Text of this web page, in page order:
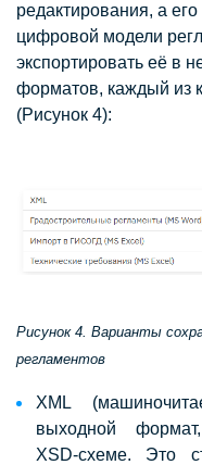
редактирования, а
цифровой модели
экспортировать её в
форматов, каждый из
(Рисунок 4):
Рисунок 4. Варианты
регламентов
XML
выходной
XSD-схеме. Это